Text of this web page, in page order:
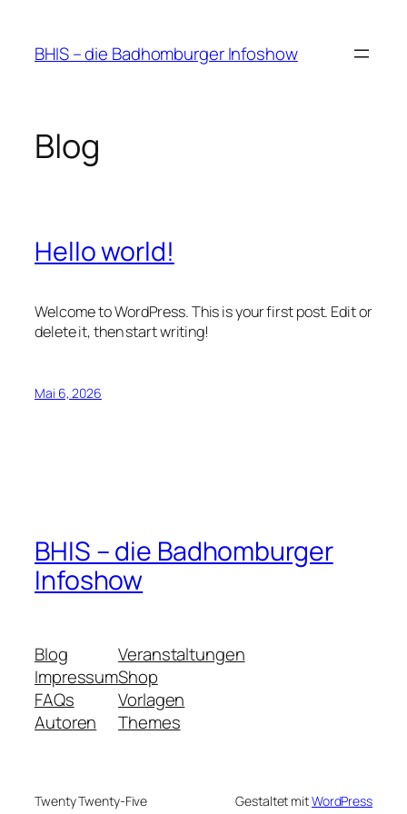
springen
BHIS – die Badhomburger Infoshow
Blog
Hello world!
Welcome to WordPress. This is your first post. Edit or
delete it, then start writing!
Mai 6, 2026
BHIS – die Badhomburger
Infoshow
Blog
Impressum
FAQs
Autoren
Veranstaltungen
Shop
Vorlagen
Themes
Twenty Twenty-Five Gestaltet mitWordPress